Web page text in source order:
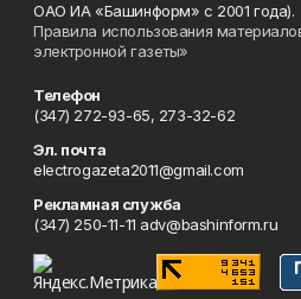
ОАО ИА «Башинформ» с 2001 года).
Правила использования
электронной газеты»
Телефон
(347) 272-93-65, 273-32-62
Эл. почта
electrogazeta2011@gmail.com
Рекламная служба
(347) 250-11-11 adv@bashinform.ru